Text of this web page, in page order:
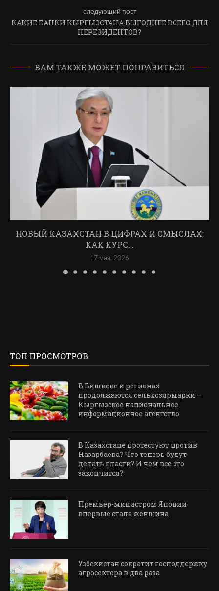
следующий пост
КАКИЕ БАНКИ КЫРГЫЗСТАНА ВЫГОДНЕЕ ВСЕГО ДЛЯ
НЕРЕЗИДЕНТОВ?
ВАМ ТАКЖЕ МОЖЕТ ПОНРАВИТЬСЯ
НОВЫЙ КАЗАХСТАН В ЦИФРАХ И СМЫСЛАХ:
КАК КУРС...
17 мая, 2026
ТОП ПРОСМОТРОВ
В Бишкеке и регионах
продолжаются сельхозярмарки —
Кыргызское национальное
информационное агентство
В Казахстане протестуют против
Назарбаева? Что теперь будут
делать власти? И чем все это
закончится?
Премьер-министром Японии
впервые стала женщина
Узбекистан сократит господдержку
агросектора в два раза